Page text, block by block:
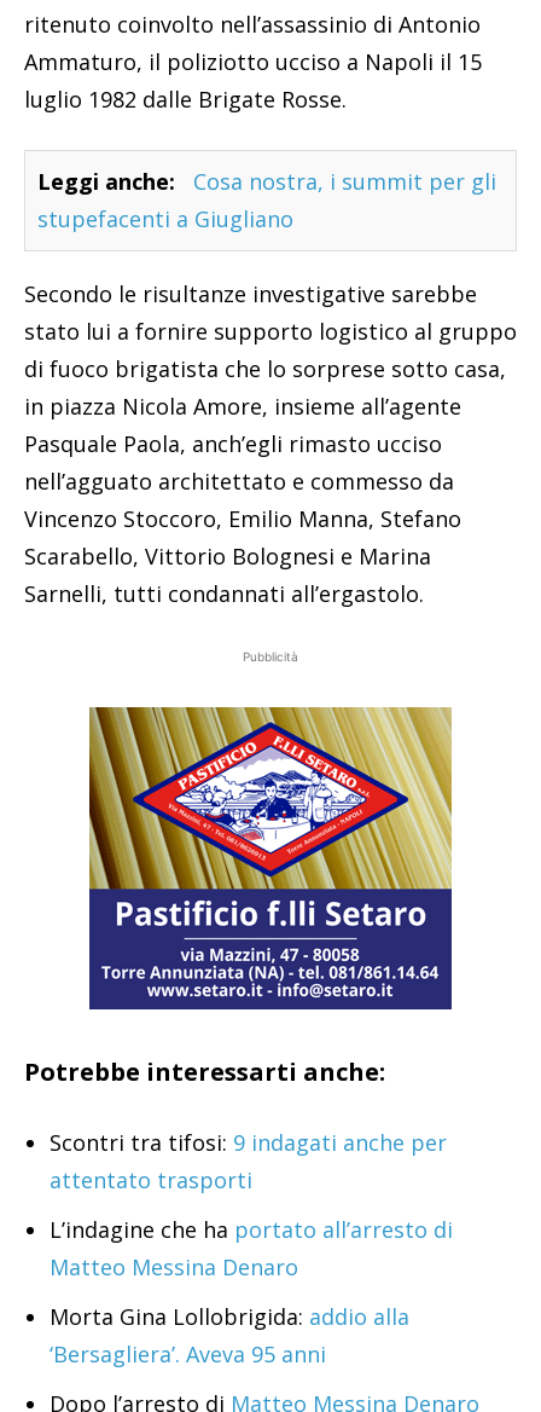
ritenuto coinvolto nell’assassinio di Antonio
Ammaturo, il poliziotto ucciso a Napoli il 15
luglio 1982 dalle Brigate Rosse.
Leggi anche:
Cosa nostra, i summit per gli
stupefacenti a Giugliano
Secondo le risultanze investigative sarebbe
stato lui a fornire supporto logistico al gruppo
di fuoco brigatista che lo sorprese sotto casa,
in piazza Nicola Amore, insieme all’agente
Pasquale Paola, anch’egli rimasto ucciso
nell’agguato architettato e commesso da
Vincenzo Stoccoro, Emilio Manna, Stefano
Scarabello, Vittorio Bolognesi e Marina
Sarnelli, tutti condannati all’ergastolo.
Pubblicità
Potrebbe interessarti anche:
Scontri tra tifosi: 9 indagati anche per
attentato trasporti
L’indagine che ha portato all’arresto di
Matteo Messina Denaro
Morta Gina Lollobrigida: addio alla
‘Bersagliera’. Aveva 95 anni
Dopo l’arresto di Matteo Messina Denaro